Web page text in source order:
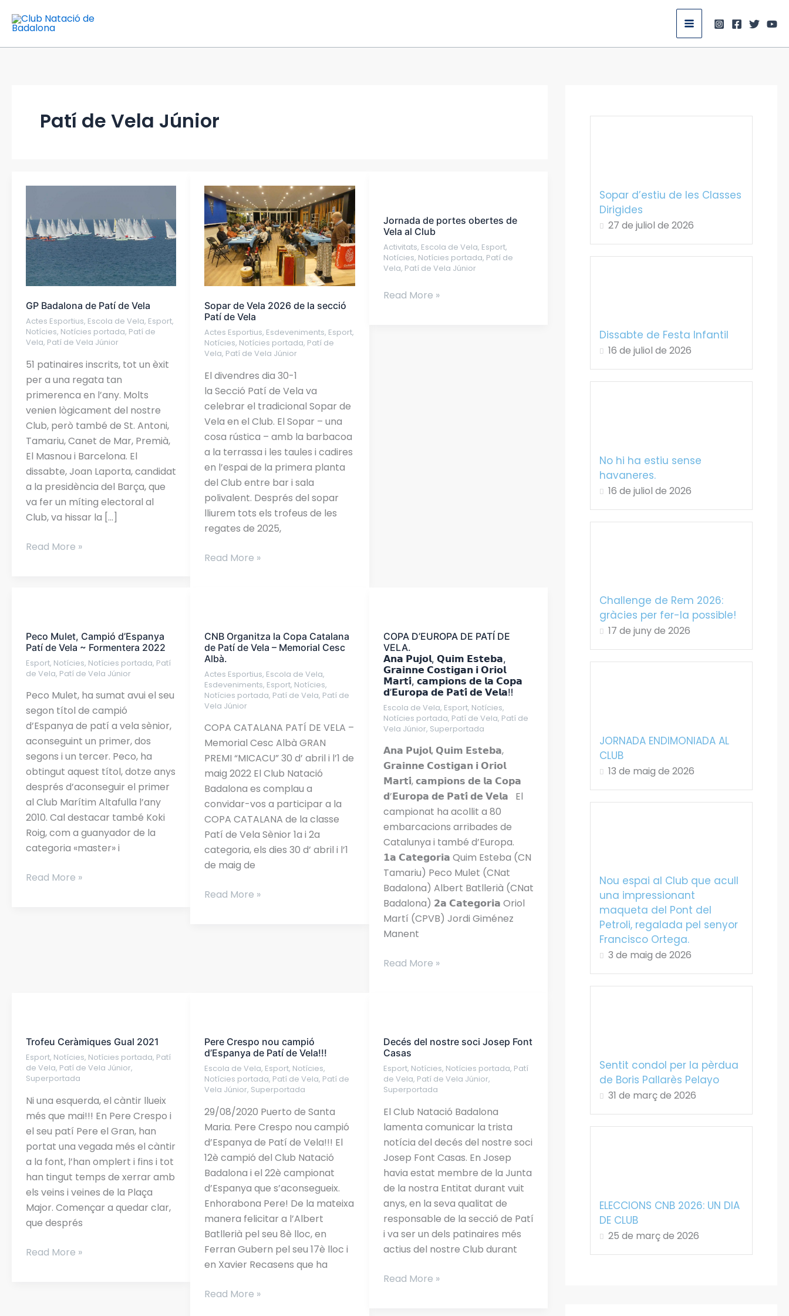
Patí de Vela Júnior
GP Badalona de Patí de Vela
Actes Esportius, Escola de Vela, Esport,
Notícies, Notícies portada, Patí de
Vela, Patí de Vela Júnior
51 patinaires inscrits, tot un èxit
per a una regata tan
primerenca en l’any. Molts
venien lògicament del nostre
Club, però també de St. Antoni,
Tamariu, Canet de Mar, Premià,
El Masnou i Barcelona. El
dissabte, Joan Laporta, candidat
a la presidència del Barça, que
va fer un míting electoral al
Club, va hissar la […]
de
Patí
de
Vela
Read More »
Sopar de Vela 2026 de la secció
Patí de Vela
Actes Esportius, Esdeveniments, Esport,
Notícies, Notícies portada, Patí de
Vela, Patí de Vela Júnior
El divendres dia 30-1
la Secció Patí de Vela va
celebrar el tradicional Sopar de
Vela en el Club. El Sopar – una
cosa rústica – amb la barbacoa
a la terrassa i les taules i cadires
en l’espai de la primera planta
del Club entre bar i sala
polivalent. Després del sopar
lliurem tots els trofeus de les
regates de 2025,
Sopar
de
Vela
2026
de
la
secció
Patí
de
Vela
Read More »
Jornada de portes obertes de
Vela al Club
Activitats, Escola de Vela, Esport,
Notícies, Notícies portada, Patí de
Vela, Patí de Vela Júnior
portes
obertes
de
Vela
Club
Read More »
Peco Mulet, Campió d’Espanya
Patí de Vela ~ Formentera 2022
Esport, Notícies, Notícies portada, Patí
de Vela, Patí de Vela Júnior
Peco Mulet, ha sumat avui el seu
segon títol de campió
d’Espanya de patí a vela sènior,
aconseguint un primer, dos
segons i un tercer. Peco, ha
obtingut aquest títol, dotze anys
després d’aconseguir el primer
al Club Marítim Altafulla l’any
2010. Cal destacar també Koki
Roig, com a guanyador de la
categoria «master» i
Campió
d’Espanya
Patí
Vela
~
Formentera
2022
Read More »
CNB Organitza la Copa Catalana
de Patí de Vela – Memorial Cesc
Albà.
Actes Esportius, Escola de Vela,
Esdeveniments, Esport, Notícies,
Notícies portada, Patí de Vela, Patí de
Vela Júnior
COPA CATALANA PATÍ DE VELA –
Memorial Cesc Albà GRAN
PREMI “MICACU” 30 d’ abril i l’1 de
maig 2022 El Club Natació
Badalona es complau a
convidar-vos a participar a la
COPA CATALANA de la classe
Patí de Vela Sènior 1a i 2a
categoria, els dies 30 d’ abril i l’1
de maig de
la
Copa
Catalana
de
Patí
Vela
–
Memorial
Cesc
Albà.
Read More »
COPA D’EUROPA DE PATÍ DE
VELA.
𝗔𝗻𝗮 𝗣𝘂𝗷𝗼𝗹, 𝗤𝘂𝗶𝗺 𝗘𝘀𝘁𝗲𝗯𝗮,
𝗚𝗿𝗮𝗶𝗻𝗻𝗲 𝗖𝗼𝘀𝘁𝗶𝗴𝗮𝗻 𝗶 𝗢𝗿𝗶𝗼𝗹
𝗠𝗮𝗿𝘁𝗶́, 𝗰𝗮𝗺𝗽𝗶𝗼𝗻𝘀 𝗱𝗲 𝗹𝗮 𝗖𝗼𝗽𝗮
𝗱’𝗘𝘂𝗿𝗼𝗽𝗮 𝗱𝗲 𝗣𝗮𝘁𝗶́ 𝗱𝗲 𝗩𝗲𝗹𝗮‼
Escola de Vela, Esport, Notícies,
Notícies portada, Patí de Vela, Patí de
Vela Júnior, Superportada
𝗔𝗻𝗮 𝗣𝘂𝗷𝗼𝗹, 𝗤𝘂𝗶𝗺 𝗘𝘀𝘁𝗲𝗯𝗮,
𝗚𝗿𝗮𝗶𝗻𝗻𝗲 𝗖𝗼𝘀𝘁𝗶𝗴𝗮𝗻 𝗶 𝗢𝗿𝗶𝗼𝗹
𝗠𝗮𝗿𝘁𝗶́, 𝗰𝗮𝗺𝗽𝗶𝗼𝗻𝘀 𝗱𝗲 𝗹𝗮 𝗖𝗼𝗽𝗮
𝗱’𝗘𝘂𝗿𝗼𝗽𝗮 𝗱𝗲 𝗣𝗮𝘁𝗶́ 𝗱𝗲 𝗩𝗲𝗹𝗮 El
campionat ha acollit a 80
embarcacions arribades de
Catalunya i també d’Europa.
𝟭𝗮 𝗖𝗮𝘁𝗲𝗴𝗼𝗿𝗶𝗮 Quim Esteba (CN
Tamariu) Peco Mulet (CNat
Badalona) Albert Batllerià (CNat
Badalona) 𝟮𝗮 𝗖𝗮𝘁𝗲𝗴𝗼𝗿𝗶𝗮 Oriol
Martí (CPVB) Jordi Giménez
Manent
DE
PATÍ
DE
VELA.
𝗔𝗻𝗮
𝗣𝘂𝗷𝗼𝗹,
𝗤𝘂𝗶𝗺
𝗘𝘀𝘁𝗲𝗯𝗮,
𝗚𝗿𝗮𝗶𝗻𝗻𝗲
𝗖𝗼𝘀𝘁𝗶𝗴𝗮𝗻
𝗶
𝗢𝗿𝗶𝗼𝗹
𝗠𝗮𝗿𝘁𝗶́,
𝗰𝗮𝗺𝗽𝗶𝗼𝗻𝘀
𝗱𝗲
𝗹𝗮
𝗖𝗼𝗽𝗮
𝗱’𝗘𝘂𝗿𝗼𝗽𝗮
𝗱𝗲
𝗣𝗮𝘁𝗶́
𝗩𝗲𝗹𝗮‼
Read More »
Trofeu Ceràmiques Gual 2021
Esport, Notícies, Notícies portada, Patí
de Vela, Patí de Vela Júnior,
Superportada
Ni una esquerda, el càntir llueix
més que mai!!! En Pere Crespo i
el seu patí Pere el Gran, han
portat una vegada més el càntir
a la font, l’han omplert i fins i tot
han tingut temps de xerrar amb
els veins i veines de la Plaça
Major. Començar a quedar clar,
que després
Gual
2021
Read More »
Pere Crespo nou campió
d’Espanya de Patí de Vela!!!
Escola de Vela, Esport, Notícies,
Notícies portada, Patí de Vela, Patí de
Vela Júnior, Superportada
29/08/2020 Puerto de Santa
Maria. Pere Crespo nou campió
d’Espanya de Patí de Vela!!! El
12è campió del Club Natació
Badalona i el 22è campionat
d’Espanya que s’aconsegueix.
Enhorabona Pere! De la mateixa
manera felicitar a l’Albert
Batllerià pel seu 8è lloc, en
Ferran Gubern pel seu 17è lloc i
en Xavier Recasens que ha
nou
campió
d’Espanya
de
Patí
de
Vela!!!
Read More »
Decés del nostre soci Josep Font
Casas
Esport, Notícies, Notícies portada, Patí
de Vela, Patí de Vela Júnior,
Superportada
El Club Natació Badalona
lamenta comunicar la trista
notícia del decés del nostre soci
Josep Font Casas. En Josep
havia estat membre de la Junta
de la nostra Entitat durant vuit
anys, en la seva qualitat de
responsable de la secció de Patí
i va ser un dels patinaires més
actius del nostre Club durant
nostre
soci
Josep
Font
Casas
Read More »
Sopar d’estiu de les Classes
Dirigides
27 de juliol de 2026
Dissabte de Festa Infantil
16 de juliol de 2026
No hi ha estiu sense
havaneres.
16 de juliol de 2026
Challenge de Rem 2026:
gràcies per fer-la possible!
17 de juny de 2026
JORNADA ENDIMONIADA AL
CLUB
13 de maig de 2026
Nou espai al Club que acull
una impressionant
maqueta del Pont del
Petroli, regalada pel senyor
Francisco Ortega.
3 de maig de 2026
Sentit condol per la pèrdua
de Boris Pallarès Pelayo
31 de març de 2026
ELECCIONS CNB 2026: UN DIA
DE CLUB
25 de març de 2026